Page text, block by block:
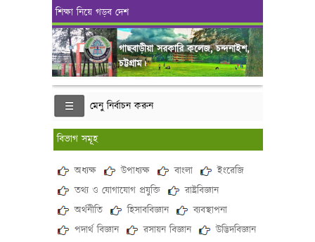
শিক্ষা নিয়ে গড়ব দেশ
গাছবাড়ীয়া সরকারি কলেজ, চন্দনাইশ,
চট্টগ্রাম।
মেনু নির্বাচন করুন
বিভাগ সমূহ
অধ্যক্ষ উপাধ্যক্ষ বাংলা
ইংরেজি
তথ্য ও যোগাযোগ প্রযুক্তি
রাষ্ট্রবিজ্ঞান
অর্থনীতি
হিসাববিজ্ঞান
ব্যবস্থাপনা
পদার্থ বিজ্ঞান
রসায়ন বিজ্ঞান
উদ্ভিদবিজ্ঞান